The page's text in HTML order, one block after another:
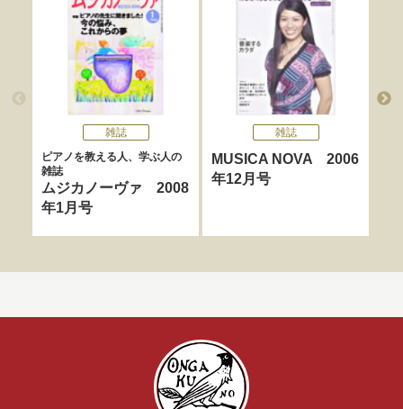
雑誌
ピアノを教える人、学ぶ人の
雑誌
ムジカノーヴァ 2008
年1月号
雑誌
MUSICA NOVA 2006
年12月号